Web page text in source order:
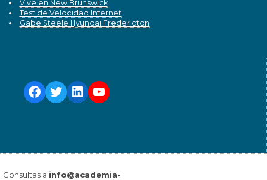
Vive en New Brunswick
Test de Velocidad Internet
Gabe Steele Hyundai Fredericton
Consultas a info@academia-